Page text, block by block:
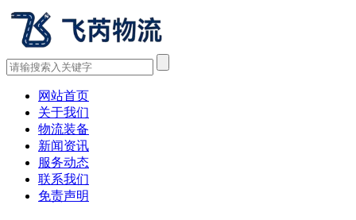
网站首页
关于我们
物流装备
新闻资讯
服务动态
联系我们
免责声明